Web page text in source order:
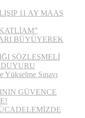
11 AY MAAŞ
BÜYÜYEREK
SÖZLEŞMELİ
Yükselme Sınavı
GÜVENCE